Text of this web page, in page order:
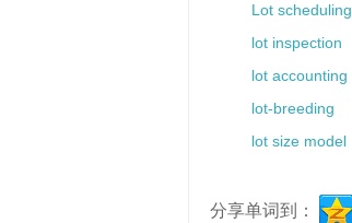
Lot scheduling
lot inspection
lot accounting
lot-breeding
lot size model
分享单词到：